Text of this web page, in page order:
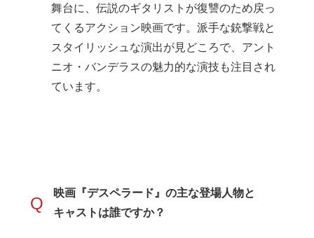
舞台に、伝説のギタリストが復讐のため戻っ
てくるアクション映画です。派手な銃撃戦と
スタイリッシュな演出が見どころで、アント
ニオ・バンデラスの魅力的な演技も注目され
ています。
Q
映画『デスペラード』の主な登場人物と
キャストは誰ですか？